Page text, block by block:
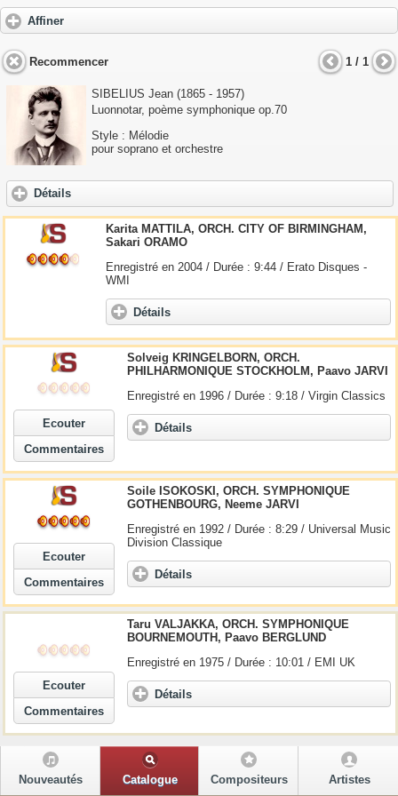
Affiner
Recommencer 1 / 1
SIBELIUS Jean (1865 - 1957)
Luonnotar, poème symphonique op.70
Style : Mélodie
pour soprano et orchestre
Détails
Karita MATTILA, ORCH. CITY OF BIRMINGHAM,
Sakari ORAMO
Enregistré en 2004 / Durée : 9:44 / Erato Disques -
WMI
Détails
Ecouter
Commentaires
Solveig KRINGELBORN, ORCH.
PHILHARMONIQUE STOCKHOLM, Paavo JARVI
Enregistré en 1996 / Durée : 9:18 / Virgin Classics
Détails
Ecouter
Commentaires
Soile ISOKOSKI, ORCH. SYMPHONIQUE
GOTHENBOURG, Neeme JARVI
Enregistré en 1992 / Durée : 8:29 / Universal Music
Division Classique
Détails
Ecouter
Commentaires
Taru VALJAKKA, ORCH. SYMPHONIQUE
BOURNEMOUTH, Paavo BERGLUND
Enregistré en 1975 / Durée : 10:01 / EMI UK
Détails
Nouveautés Catalogue Compositeurs Artistes